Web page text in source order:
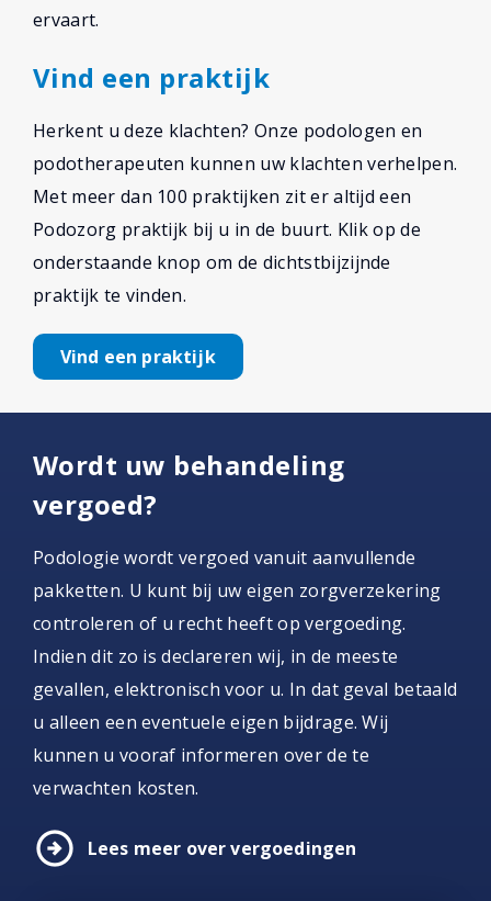
ervaart.
Vind een praktijk
Herkent u deze klachten? Onze podologen en
podotherapeuten kunnen uw klachten verhelpen.
Met meer dan 100 praktijken zit er altijd een
Podozorg praktijk bij u in de buurt. Klik op de
onderstaande knop om de dichtstbijzijnde
praktijk te vinden.
Vind een praktijk
Wordt uw behandeling
vergoed?
Podologie wordt vergoed vanuit aanvullende
pakketten. U kunt bij uw eigen zorgverzekering
controleren of u recht heeft op vergoeding.
Indien dit zo is declareren wij, in de meeste
gevallen, elektronisch voor u. In dat geval betaald
u alleen een eventuele eigen bijdrage. Wij
kunnen u vooraf informeren over de te
verwachten kosten.
arrow_circle_right Lees meer over vergoedingen